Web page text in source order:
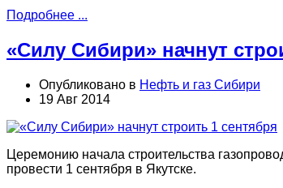
Подробнее ...
«Силу Сибири» начнут
Опубликовано в Нефть и газ Сибири
19 Авг 2014
Церемонию начала строительства
провести 1 сентября в Якутске.